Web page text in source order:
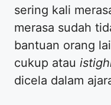
sering kali
merasa sudah
bantuan orang
cukup atau
dicela dalam